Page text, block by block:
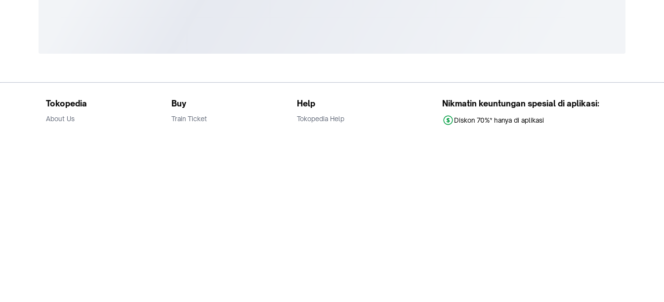
Tokopedia
About Us
Buy
Train Ticket
Help
Tokopedia Help
Nikmatin keuntungan spesial di aplikasi:
Diskon 70%* hanya di aplikasi